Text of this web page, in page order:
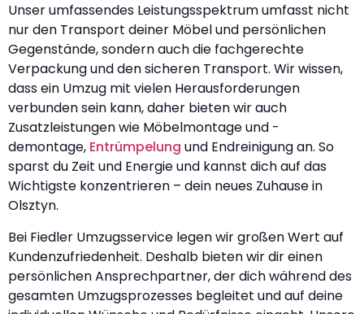
Unser umfassendes Leistungsspektrum umfasst nicht
nur den Transport deiner Möbel und persönlichen
Gegenstände, sondern auch die fachgerechte
Verpackung und den sicheren Transport. Wir wissen,
dass ein Umzug mit vielen Herausforderungen
verbunden sein kann, daher bieten wir auch
Zusatzleistungen wie Möbelmontage und -
demontage, Entrümpelung und Endreinigung an. So
sparst du Zeit und Energie und kannst dich auf das
Wichtigste konzentrieren – dein neues Zuhause in
Olsztyn.
Bei Fiedler Umzugsservice legen wir großen Wert auf
Kundenzufriedenheit. Deshalb bieten wir dir einen
persönlichen Ansprechpartner, der dich während des
gesamten Umzugsprozesses begleitet und auf deine